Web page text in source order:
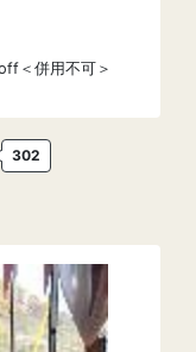
＜併用不可＞
302